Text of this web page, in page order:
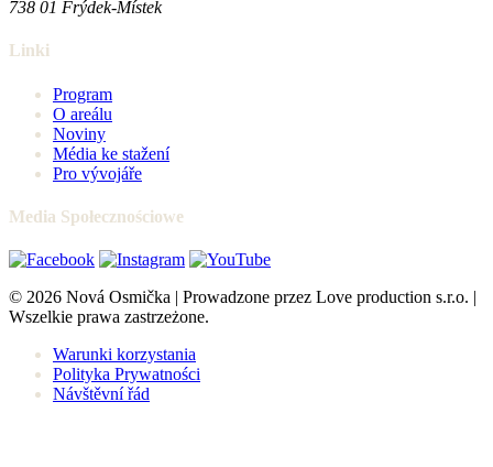
738 01 Frýdek-Místek
Linki
Program
O areálu
Noviny
Média ke stažení
Pro vývojáře
Media Społecznościowe
© 2026 Nová Osmička | Prowadzone przez Love production s.r.o. |
Wszelkie prawa zastrzeżone.
Warunki korzystania
Polityka Prywatności
Návštěvní řád